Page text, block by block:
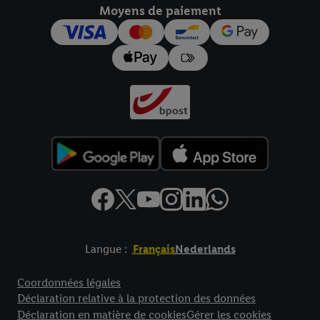
Moyens de paiement
Langue : FrançaisNederlands
Coordonnées légales
Déclaration relative à la protection des données
Déclaration en matière de cookiesGérer les cookies
pour l’avenir dans notredéclaration relative à la protection des
données
Vous trouverez les impressions ici.